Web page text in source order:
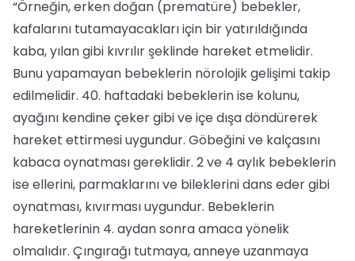
“Örneğin, erken doğan (prematüre) bebekler,
kafalarını tutamayacakları için bir yatırıldığında
kaba, yılan gibi kıvrılır şeklinde hareket etmelidir.
Bunu yapamayan bebeklerin nörolojik gelişimi takip
edilmelidir. 40. haftadaki bebeklerin ise kolunu,
ayağını kendine çeker gibi ve içe dışa döndürerek
hareket ettirmesi uygundur. Göbeğini ve kalçasını
kabaca oynatması gereklidir. 2 ve 4 aylık bebeklerin
ise ellerini, parmaklarını ve bileklerini dans eder gibi
oynatması, kıvırması uygundur. Bebeklerin
hareketlerinin 4. aydan sonra amaca yönelik
olmalıdır. Çıngırağı tutmaya, anneye uzanmaya